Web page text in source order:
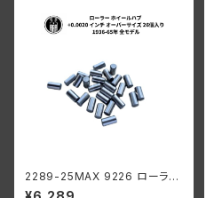
2289-25MAX 9226 ローラー
ホイールハブ +0.0020 インチ